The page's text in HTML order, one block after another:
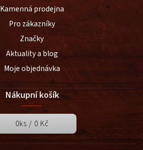
Kamenná prodejna
Pro zákazníky
Značky
Aktuality a blog
Moje objednávka
Nákupní košík
0ks / 0 Kč